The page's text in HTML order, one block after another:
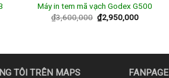
Máy in tem mã vạch Godex G500
₫3,600,000 ₫2,950,000
TÔI TRÊN MAPS FANPAGE